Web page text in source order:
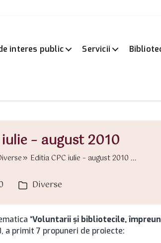
interes public Servicii
– august 2010
Editia CPC iulie – august 2010 ...
Categorii
Diverse
“Voluntarii şi bibliotecile,
a primit 7 propuneri de proiecte: